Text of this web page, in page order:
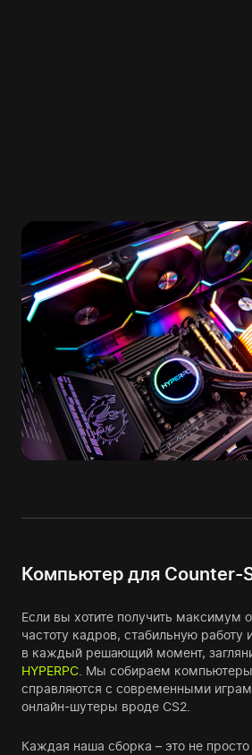
Компьютер для Counter-
Если вы хотите получить максимум
частоту кадров, стабильную работу
в каждый решающий момент,
HYPERPC . Мы собираем
справляются с современными
онлайн-шутеры вроде CS2.
Каждая наша сборка – это не просто